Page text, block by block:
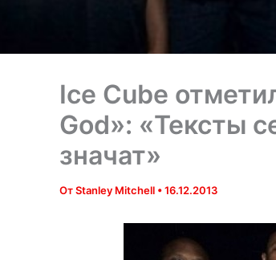
Ice Cube
God»: «Тексты
значат»
ОтStanley Mitchell •16.12.2013